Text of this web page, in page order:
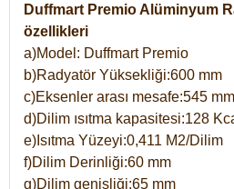
Duffmart Premio Alüminyum
özellikleri
a)Model: Duffmart Premio
b)Radyatör Yüksekliği:600 mm
c)Eksenler arası mesafe:545 mm
d)Dilim ısıtma kapasitesi:128
e)Isıtma Yüzeyi:0,411 M2/Dilim
f)Dilim Derinliği:60 mm
g)Dilim genişliği:65 mm